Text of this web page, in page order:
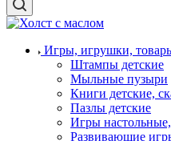
Игры, игрушки,
Штампы детские
Мыльные пузыри
Книги детские,
Пазлы детские
Игры
Развивающие